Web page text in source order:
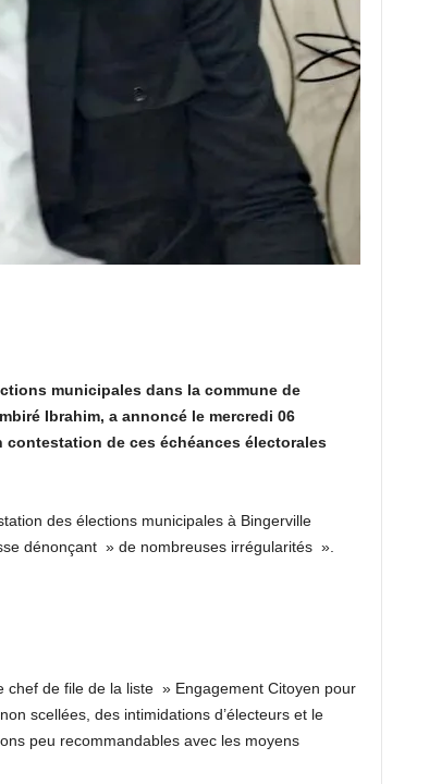
municipales dans la commune de
Ibrahim, a annoncé le mercredi 06
contestation de ces échéances électorales
des élections municipales à Bingerville
dénonçant » de nombreuses irrégularités ».
de file de la liste » Engagement Citoyen pour
scellées, des intimidations d’électeurs et le
peu recommandables avec les moyens